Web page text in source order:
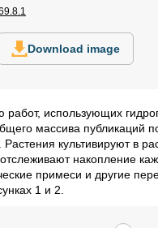
Download image
работ, использующих
массива публикаций
культивируют в
накопление
примеси и другие
1 и 2.